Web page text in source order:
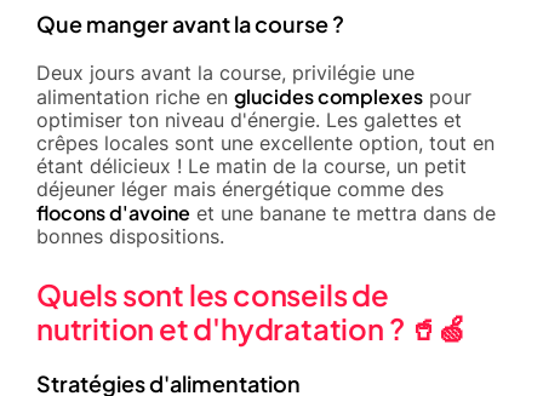
Que manger avant la course ?
Deux jours avant la course, privilégie une
alimentation riche en glucides complexes pour
optimiser ton niveau d'énergie. Les galettes et
crêpes locales sont une excellente option, tout en
étant délicieux ! Le matin de la course, un petit
déjeuner léger mais énergétique comme des
flocons d'avoine et une banane te mettra dans de
bonnes dispositions.
Quels sont les conseils de
nutrition et d'hydratation ? 🥤🍏
Stratégies d'alimentation